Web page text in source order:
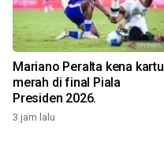
Mariano Peralta kena kartu
merah di final Piala
Presiden 2026.
3 jam lalu